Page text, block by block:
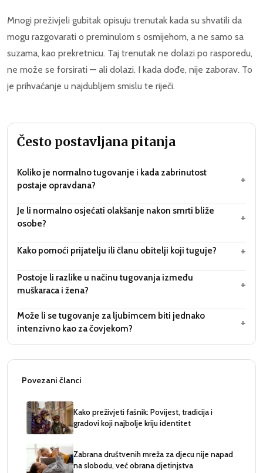
Mnogi preživjeli gubitak opisuju trenutak kada su shvatili da
mogu razgovarati o preminulom s osmijehom, a ne samo sa
suzama, kao prekretnicu. Taj trenutak ne dolazi po rasporedu,
ne može se forsirati — ali dolazi. I kada dođe, nije zaborav. To
je prihvaćanje u najdubljem smislu te riječi.
Često postavljana pitanja
Koliko je normalno tugovanje i kada zabrinutost
postaje opravdana?
+
Je li normalno osjećati olakšanje nakon smrti bliže
osobe?
+
Kako pomoći prijatelju ili članu obitelji koji tuguje? +
Postoje li razlike u načinu tugovanja između
muškaraca i žena?
+
Može li se tugovanje za ljubimcem biti jednako
intenzivno kao za čovjekom?
+
Povezani članci
Kako preživjeti fašnik: Povijest, tradicija i
gradovi koji najbolje kriju identitet
Zabrana društvenih mreža za djecu nije napad
na slobodu, već obrana djetinjstva